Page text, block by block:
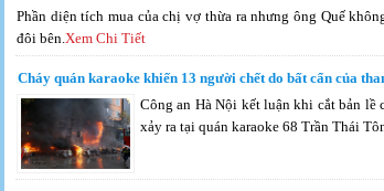
Phần diện tích mua của chị vợ thừa ra nhưng ông Quế
đôi bên.Xem Chi Tiết
Cháy quán karaoke khiến 13 người chết do bất cẩn của
Công an Hà Nội kết luận khi cắt bản lề
xảy ra tại quán karaoke 68 Trần Thái